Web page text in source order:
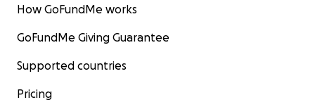
How GoFundMe works
GoFundMe Giving Guarantee
Supported countries
Pricing